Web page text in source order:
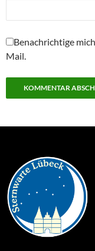
Benachrichtige
Mail.